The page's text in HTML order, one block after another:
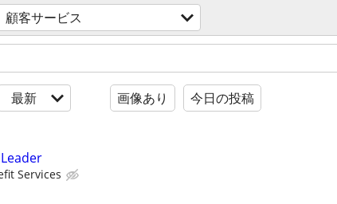
顧客サービス
最新 画像あり 今日の投稿
Services